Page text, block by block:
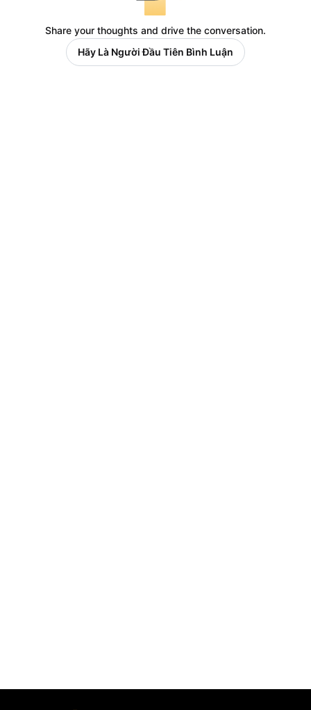
Share your thoughts and drive the conversation.
Hãy Là Người Đầu Tiên Bình Luận